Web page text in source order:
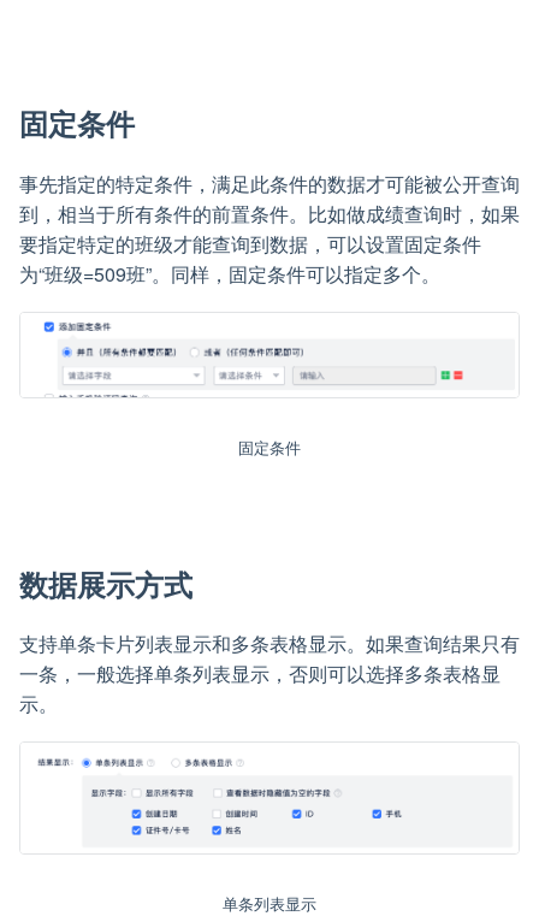
固定条件
事先指定的特定条件，满足此条件的数据才可能被公开查询
到，相当于所有条件的前置条件。比如做成绩查询时，如果
要指定特定的班级才能查询到数据，可以设置固定条件
为“班级=509班”。同样，固定条件可以指定多个。
固定条件
数据展示方式
支持单条卡片列表显示和多条表格显示。如果查询结果只有
一条，一般选择单条列表显示，否则可以选择多条表格显
示。
单条列表显示